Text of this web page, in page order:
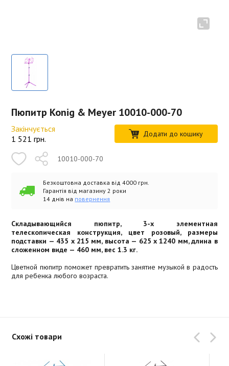
Пюпитр Konig & Meyer 10010-000-70
Закінчується
1 521 грн. Додати до кошику
10010-000-70
Безкоштовна доставка від 4000 грн.
Гарантія від магазину 2 роки
14 днів на повернення
Складывающийся пюпитр, 3-х элементная
телескопическая конструкция, цвет розовый, размеры
подставки — 435 х 215 мм, высота — 625 х 1240 мм, длина в
сложенном виде — 460 мм, вес 1.3 кг.
Цветной пюпитр поможет превратить занятие музыкой в радость
для ребенка любого возраста.
Схожі товари